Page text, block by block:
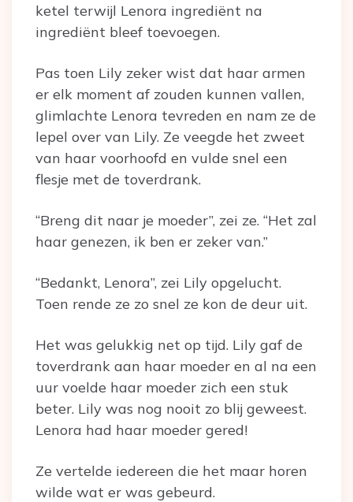
ketel terwijl Lenora ingrediënt na
ingrediënt bleef toevoegen.
Pas toen Lily zeker wist dat haar armen
er elk moment af zouden kunnen vallen,
glimlachte Lenora tevreden en nam ze de
lepel over van Lily. Ze veegde het zweet
van haar voorhoofd en vulde snel een
flesje met de toverdrank.
“Breng dit naar je moeder”, zei ze. “Het zal
haar genezen, ik ben er zeker van.”
“Bedankt, Lenora”, zei Lily opgelucht.
Toen rende ze zo snel ze kon de deur uit.
Het was gelukkig net op tijd. Lily gaf de
toverdrank aan haar moeder en al na een
uur voelde haar moeder zich een stuk
beter. Lily was nog nooit zo blij geweest.
Lenora had haar moeder gered!
Ze vertelde iedereen die het maar horen
wilde wat er was gebeurd.